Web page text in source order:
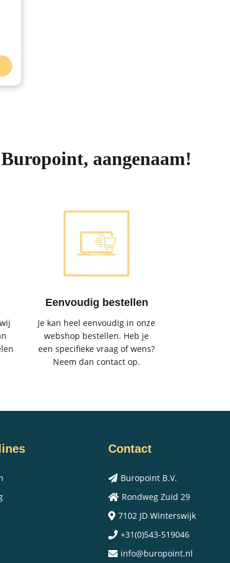
Buropoint, aangenaam!
Eenvoudig bestellen
Je kan heel eenvoudig in onze
webshop bestellen. Heb je
een specifieke vraag of wens?
Neem dan contact op.
Contact
Buropoint B.V.
Rondweg Zuid 29
7102 JD Winterswijk
+31(0)543-519046
info@buropoint.nl